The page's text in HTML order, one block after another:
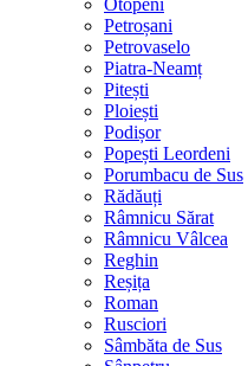
Otopeni
Petroșani
Petrovaselo
Piatra-Neamț
Pitești
Ploiești
Podișor
Popești Leordeni
Porumbacu de Sus
Rădăuți
Râmnicu Sărat
Râmnicu Vâlcea
Reghin
Reșița
Roman
Rusciori
Sâmbăta de Sus